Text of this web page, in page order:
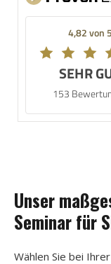
4,82 von 5
SEHR
153
Unser
Seminar für
Wählen Sie bei